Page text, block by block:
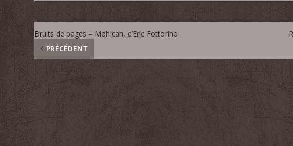
Bruits de pages – Mohican, d’Eric Fottorino
PRÉCÉDENT